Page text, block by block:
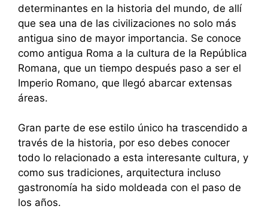
determinantes en la historia del mundo, de allí
que sea una de las civilizaciones no solo más
antigua sino de mayor importancia. Se conoce
como antigua Roma a la cultura de la República
Romana, que un tiempo después paso a ser el
Imperio Romano, que llegó abarcar extensas
áreas.
Gran parte de ese estilo único ha trascendido a
través de la historia, por eso debes conocer
todo lo relacionado a esta interesante cultura, y
como sus tradiciones, arquitectura incluso
gastronomía ha sido moldeada con el paso de
los años.